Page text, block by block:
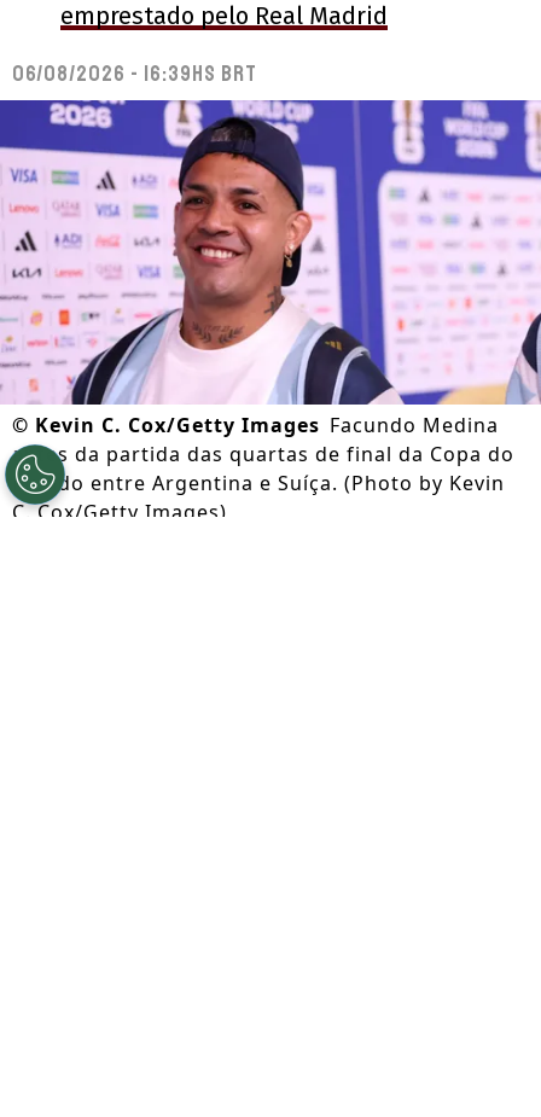
emprestado pelo Real Madrid
06/08/2026 - 16:39hs BRT
© Kevin C. Cox/Getty Images Facundo Medina
antes da partida das quartas de final da Copa do
Mundo entre Argentina e Suíça. (Photo by Kevin
C. Cox/Getty Images)